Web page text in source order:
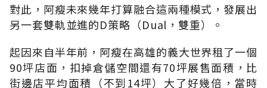
對此，阿瘦未來幾年打算融合這兩種模式，發展出
另一套雙軌並進的D策略（Dual，雙重）。
起因來自半年前，阿瘦在高雄的義大世界租了一個
90坪店面，扣掉倉儲空間還有70坪展售面積，比
街邊店平均面積（不到14坪）大了好幾倍，當時